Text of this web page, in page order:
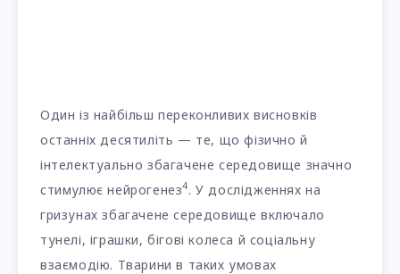
Один із найбільш переконливих висновків
останніх десятиліть — те, що фізично й
інтелектуально збагачене середовище значно
стимулює нейрогенез4. У дослідженнях на
гризунах збагачене середовище включало
тунелі, іграшки, бігові колеса й соціальну
взаємодію. Тварини в таких умовах